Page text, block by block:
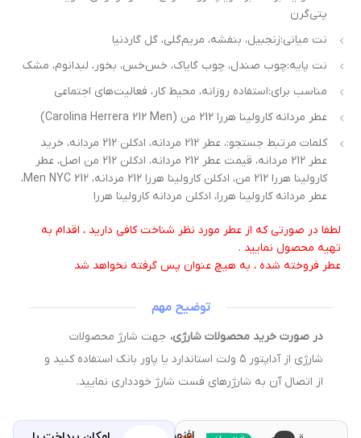
پتی‌گرن
نت میانی:زنجبیل، بنفشه، مریم‌گلی، گل گاردنیا
نت پایه:چوب صندل، چوب گایاک، خس‌خس، بخور، لبدانوم، مشک
مناسب برای:استفاده روزانه، محیط کار، فعالیت‌های اجتماعی
عطر مردانه کارولینا هررا 212 من (Carolina Herrera 212 Men)
کلمات مرتبط جستجو:، عطر 212 مردانه، ادکلن 212 مردانه، خرید
عطر 212 مردانه، قیمت عطر 212 مردانه، ادکلن 212 من اصل، عطر
کارولینا هررا 212 من، ادکلن کارولینا هررا 212 مردانه، 212 Men NYC،
عطر مردانه کارولینا هررا، ادکلن مردانه کارولینا هررا
در صورتی که از عطر مورد نظر شناخت کافی دارید ، اقدام به
محصول نمایید .
فروخته شده ، به هیچ عنوان پس گرفته نخواهد شد
توضیح مهم
در صورت خرید محصولات شارژی،جهت شارژ محصولات
شارژی از آداپتور ۵ ولت استاندارد یا پاور بانک استفاده کنید و
از اتصال آن به شارژرهای فست شارژ خودداری نمایید.